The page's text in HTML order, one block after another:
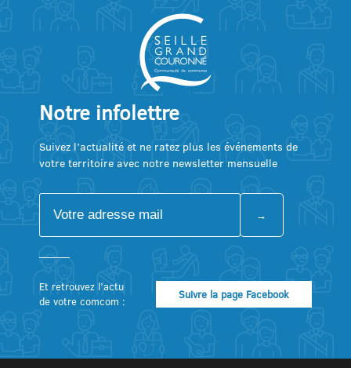
Notre infolettre
Suivez l’actualité et ne ratez plus les événements de
votre territoire avec notre newsletter mensuelle
Et retrouvez l’actu
de votre comcom :
Suivre la page Facebook